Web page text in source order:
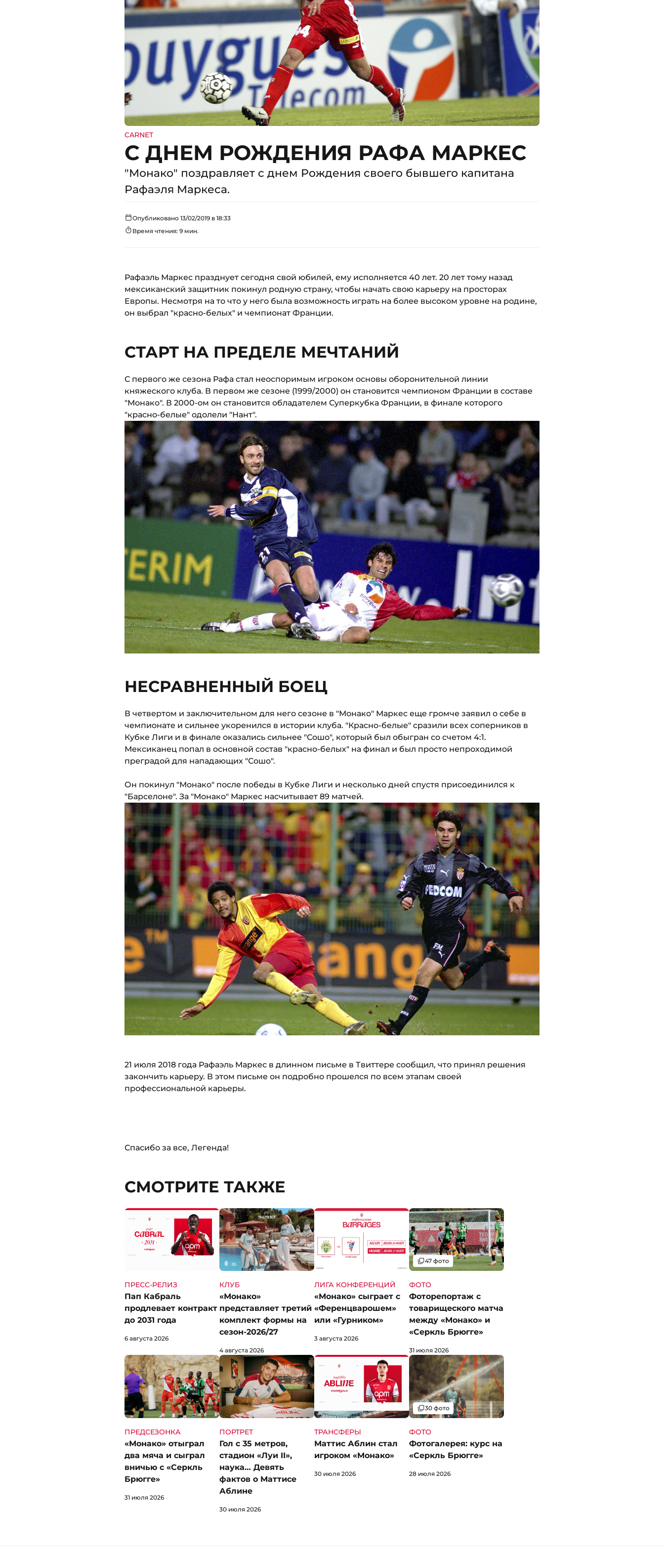
CARNET
С ДНЕМ РОЖДЕНИЯ РАФА МАРКЕС
"Монако" поздравляет с днем Рождения своего бывшего капитана
Рафаэля Маркеса.
Опубликовано 13/02/2019 в 18:33
Время чтения: 9 мин.
Рафаэль Маркес празднует сегодня свой юбилей, ему исполняется 40 лет. 20 лет тому назад
мексиканский защитник покинул родную страну, чтобы начать свою карьеру на просторах
Европы. Несмотря на то что у него была возможность играть на более высоком уровне на родине,
он выбрал "красно-белых" и чемпионат Франции.
СТАРТ НА ПРЕДЕЛЕ МЕЧТАНИЙ
С первого же сезона Рафа стал неоспоримым игроком основы оборонительной линии
княжеского клуба. В первом же сезоне (1999/2000) он становится чемпионом Франции в составе
"Монако". В 2000-ом он становится обладателем Суперкубка Франции, в финале которого
"красно-белые" одолели "Нант".
НЕСРАВНЕННЫЙ БОЕЦ
В четвертом и заключительном для него сезоне в "Монако" Маркес еще громче заявил о себе в
чемпионате и сильнее укоренился в истории клуба. "Красно-белые" сразили всех соперников в
Кубке Лиги и в финале оказались сильнее "Сошо", который был обыгран со счетом 4:1.
Мексиканец попал в основной состав "красно-белых" на финал и был просто непроходимой
преградой для нападающих "Сошо".
Он покинул "Монако" после победы в Кубке Лиги и несколько дней спустя присоединился к
"Барселоне". За "Монако" Маркес насчитывает 89 матчей.
21 июля 2018 года Рафаэль Маркес в длинном письме в Твиттере сообщил, что принял решения
закончить карьеру. В этом письме он подробно прошелся по всем этапам своей
профессиональной карьеры.
Спасибо за все, Легенда!
СМОТРИТЕ ТАКЖЕ
ПРЕСС-РЕЛИЗ
Пап Кабраль
продлевает контракт
до 2031 года
6 августа 2026
КЛУБ
«Монако»
представляет третий
комплект формы на
сезон-2026/27
4 августа 2026
ЛИГА КОНФЕРЕНЦИЙ
«Монако» сыграет с
«Ференцварошем»
или «Гурником»
3 августа 2026
ФОТО
Фоторепортаж с
товарищеского матча
между «Монако» и
«Серкль Брюгге»
Галерея
47 фото
31 июля 2026
ПРЕДСЕЗОНКА
«Монако» отыграл
два мяча и сыграл
вничью с «Серкль
Брюгге»
31 июля 2026
ПОРТРЕТ
Гол с 35 метров,
стадион «Луи II»,
наука… Девять
фактов о Маттисе
Аблине
30 июля 2026
ТРАНСФЕРЫ
Маттис Аблин стал
игроком «Монако»
30 июля 2026
ФОТО
Фотогалерея: курс на
«Серкль Брюгге»
Галерея
30 фото
28 июля 2026